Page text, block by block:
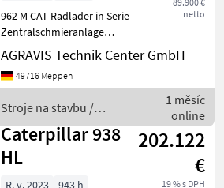
netto
962 M CAT-Radlader in Serie
Zentralschmieranlage
Wandlergetriebe Allrad
Bereifung: 23.5 R25 Heizung
Klimaanlage Kabine
Radio
AGRAVIS Technik Center GmbH
49716 Meppen
Stroje na stavbu /
Caterpillar
1 měsíc
online
Caterpillar 938
HL
202.122
€
19 % s DPH
R. v. 2023
943 h